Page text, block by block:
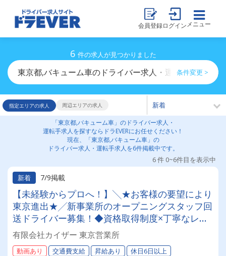
会員登録ログイン メニュー
6 件の求人が見つかりました
東京都,バキューム車のドライバー求人・運転手求人一覧
条件変更 >
指定エリアの求人 周辺エリアの求人
「東京都,バキューム車」のドライバー求人・
運転手求人を探すならドラEVERにお任せください！
現在、「東京都,バキューム車」の
ドライバー求人・運転手求人を6件掲載中です。
6 件 0~6件目を表示中
新着
7/9掲載
【未経験からプロへ！】╲★お客様の要望により
東京進出★╱新事業所のオープニングスタッフ回
送ドライバー募集！◆資格取得制度×丁寧なレク
チャーで、未経験でも安心スタート！直行直帰Ｏ
Ｋ！◎無理の無い運行管理で、働きやすさ抜群！
有限会社カイザー 東京営業所
動画あり 交通費支給 昇給あり 休日6日以上